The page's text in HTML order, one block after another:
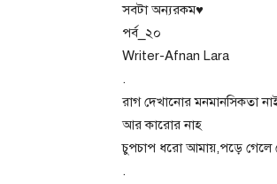
সবটা অন্যরকম♥
পর্ব_২০
Writer-Afnan Lara
.
রাগ দেখানোর মনমানসিকতা
আর কারোর নাহ
চুপচাপ ধরো আমায়,পড়ে গেলে
.